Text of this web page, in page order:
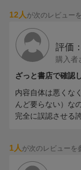
ングプラスFT、マ
多数。 X：
12人 が次のレビュー
評価：
購入者
ざっと書店で確認
内容自体は悪くな
んど要らない）な
完全に誤認させる
1人 が次のレビューを